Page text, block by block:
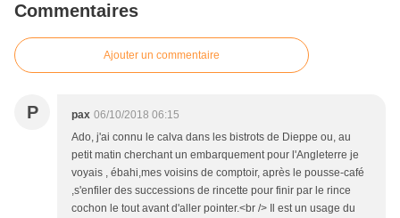
Commentaires
Ajouter un commentaire
P pax 06/10/2018 06:15
Ado, j'ai connu le calva dans les bistrots de Dieppe ou, au
petit matin cherchant un embarquement pour l'Angleterre je
voyais , ébahi,mes voisins de comptoir, après le pousse-café
,s'enfiler des successions de rincette pour finir par le rince
cochon le tout avant d'aller pointer.<br /> Il est un usage du